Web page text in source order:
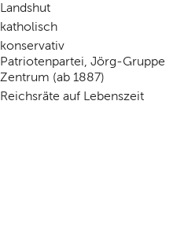
Landshut
katholisch
konservativ
Patriotenpartei, Jörg-Gruppe
Zentrum (ab 1887)
Reichsräte auf Lebenszeit